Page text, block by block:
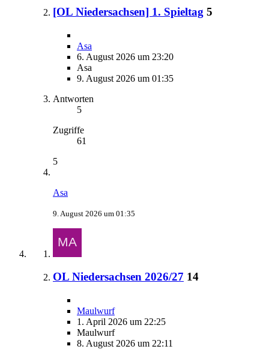
[OL Niedersachsen] 1. Spieltag 5
Asa
6. August 2026 um 23:20
Asa
9. August 2026 um 01:35
Antworten
5
Zugriffe
61
5
Asa
9. August 2026 um 01:35
OL Niedersachsen 2026/27 14
Maulwurf
1. April 2026 um 22:25
Maulwurf
8. August 2026 um 22:11